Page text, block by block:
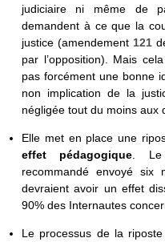
judiciaire ni même de
demandent à ce que la
justice (amendement 121
par l’opposition). Mais
pas forcément une bonne
non implication de la
négligée tout du moins aux
Elle met en place une
effet pédagogique .
recommandé envoyé
devraient avoir un effet
90% des Internautes
Le processus de la